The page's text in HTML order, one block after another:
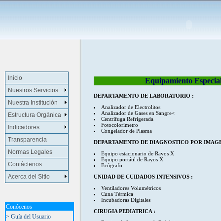
Inicio
Nuestros Servicios
Nuestra Institución
Estructura Orgánica
Indicadores
Transparencia
Normas Legales
Contáctenos
Acerca del Sitio
Conócenos
> Guía del Usuario
Equipamiento
DEPARTAMENTO DE LABORATORIO :
Analizador de Electrolitos
Analizador de Gases en Sangre<
Centrífuga Refrigerada
Fotocolorímetro
Congelador de Plasma
DEPARTAMENTO DE DIAGNOSTICO POR
Equipo estacionario de Rayos X
Equipo portátil de Rayos X
Ecógrafo
UNIDAD DE CUIDADOS INTENSIVOS :
Ventiladores Volumétricos
Cuna Térmica
Incubadoras Digitales
CIRUGIA PEDIATRICA :